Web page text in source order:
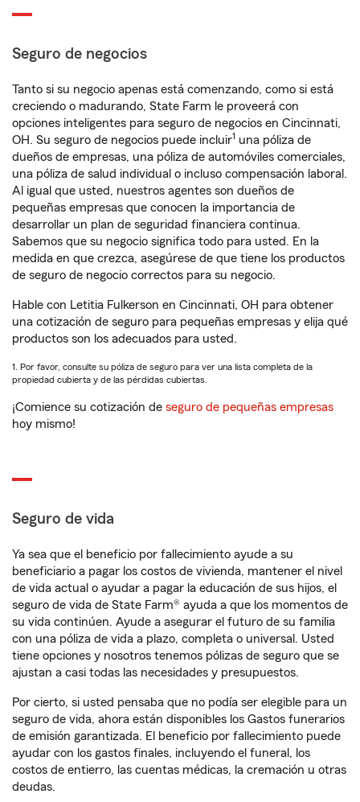
Seguro de negocios
Tanto si su negocio apenas está comenzando, como si está
creciendo o madurando, State Farm le proveerá con
opciones inteligentes para seguro de negocios en Cincinnati,
OH. Su seguro de negocios puede incluir1 una póliza de
dueños de empresas, una póliza de automóviles comerciales,
una póliza de salud individual o incluso compensación laboral.
Al igual que usted, nuestros agentes son dueños de
pequeñas empresas que conocen la importancia de
desarrollar un plan de seguridad financiera continua.
Sabemos que su negocio significa todo para usted. En la
medida en que crezca, asegúrese de que tiene los productos
de seguro de negocio correctos para su negocio.
Hable con Letitia Fulkerson en Cincinnati, OH para obtener
una cotización de seguro para pequeñas empresas y elija qué
productos son los adecuados para usted.
1. Por favor, consulte su póliza de seguro para ver una lista completa de la
propiedad cubierta y de las pérdidas cubiertas.
¡Comience su cotización de seguro de pequeñas empresas
hoy mismo!
Seguro de vida
Ya sea que el beneficio por fallecimiento ayude a su
beneficiario a pagar los costos de vivienda, mantener el nivel
de vida actual o ayudar a pagar la educación de sus hijos, el
seguro de vida de State Farm® ayuda a que los momentos de
su vida continúen. Ayude a asegurar el futuro de su familia
con una póliza de vida a plazo, completa o universal. Usted
tiene opciones y nosotros tenemos pólizas de seguro que se
ajustan a casi todas las necesidades y presupuestos.
Por cierto, si usted pensaba que no podía ser elegible para un
seguro de vida, ahora están disponibles los Gastos funerarios
de emisión garantizada. El beneficio por fallecimiento puede
ayudar con los gastos finales, incluyendo el funeral, los
costos de entierro, las cuentas médicas, la cremación u otras
deudas.